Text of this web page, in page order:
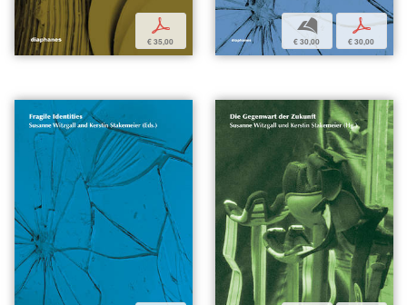
p
€ 35,00
b
€ 30,00
p
€ 30,00